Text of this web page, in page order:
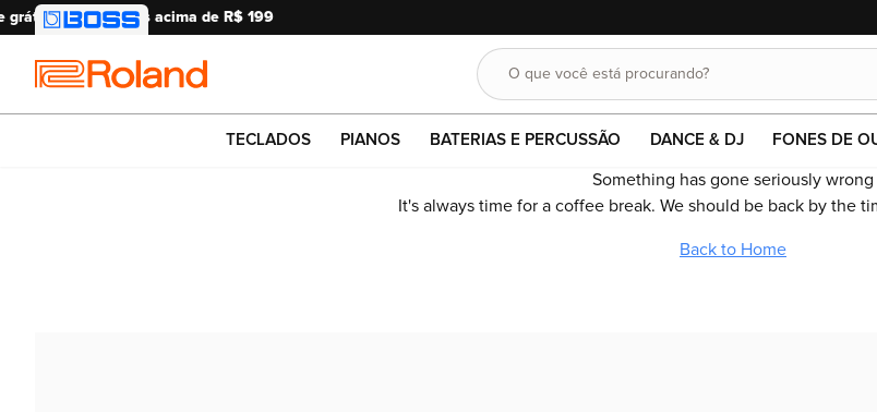
Roland Buscar
O que você está procurando?
TECLADOS PIANOS BATERIAS E PERCUSSÃO DANCE & DJ FONES DE
Something has gone seriously wrong
It's always time for a coffee break. We should be back by the
Back to Home